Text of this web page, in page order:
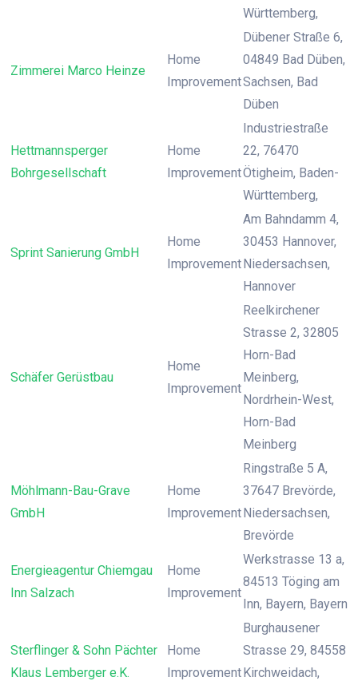
Württemberg,
Zimmerei Marco Heinze
Home
Improvement
Dübener Straße 6,
04849 Bad Düben,
Sachsen, Bad
Düben
Hettmannsperger
Bohrgesellschaft
Home
Improvement
Industriestraße
22, 76470
Ötigheim, Baden-
Württemberg,
Sprint Sanierung GmbH
Home
Improvement
Am Bahndamm 4,
30453 Hannover,
Niedersachsen,
Hannover
Schäfer Gerüstbau
Home
Improvement
Reelkirchener
Strasse 2, 32805
Horn-Bad
Meinberg,
Nordrhein-West,
Horn-Bad
Meinberg
Möhlmann-Bau-Grave
GmbH
Home
Improvement
Ringstraße 5 A,
37647 Brevörde,
Niedersachsen,
Brevörde
Energieagentur Chiemgau
Inn Salzach
Home
Improvement
Werkstrasse 13 a,
84513 Töging am
Inn, Bayern, Bayern
Sterflinger & Sohn Pächter
Klaus Lemberger e.K.
Home
Improvement
Burghausener
Strasse 29, 84558
Kirchweidach,